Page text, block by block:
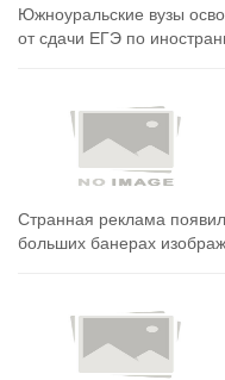
Южноуральские вузы
от сдачи ЕГЭ по
Странная реклама
больших банерах